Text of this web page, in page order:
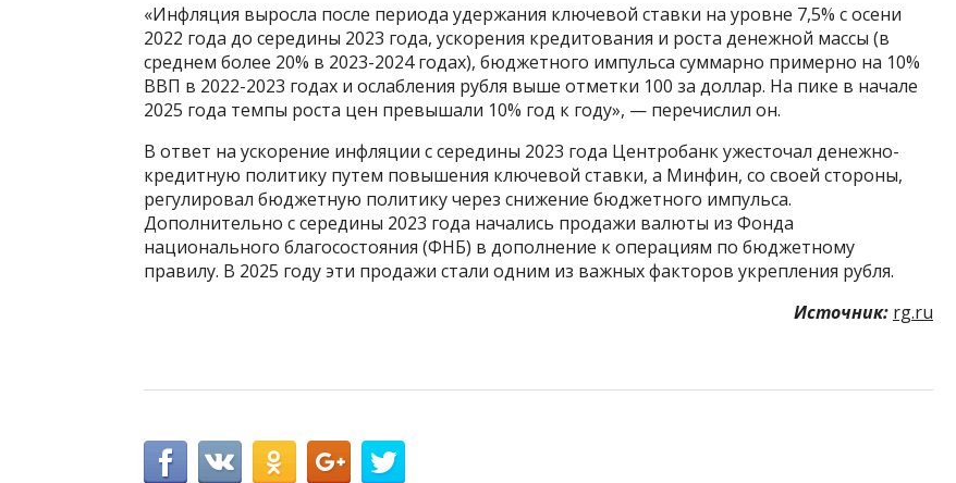
«Инфляция выросла после периода удержания ключевой ставки на уровне 7,5% с осени
2022 года до середины 2023 года, ускорения кредитования и роста денежной массы (в
среднем более 20% в 2023-2024 годах), бюджетного импульса суммарно примерно на 10%
ВВП в 2022-2023 годах и ослабления рубля выше отметки 100 за доллар. На пике в начале
2025 года темпы роста цен превышали 10% год к году», — перечислил он.
В ответ на ускорение инфляции с середины 2023 года Центробанк ужесточал денежно-
кредитную политику путем повышения ключевой ставки, а Минфин, со своей стороны,
регулировал бюджетную политику через снижение бюджетного импульса.
Дополнительно с середины 2023 года начались продажи валюты из Фонда
национального благосостояния (ФНБ) в дополнение к операциям по бюджетному
правилу. В 2025 году эти продажи стали одним из важных факторов укрепления рубля.
Источник: rg.ru